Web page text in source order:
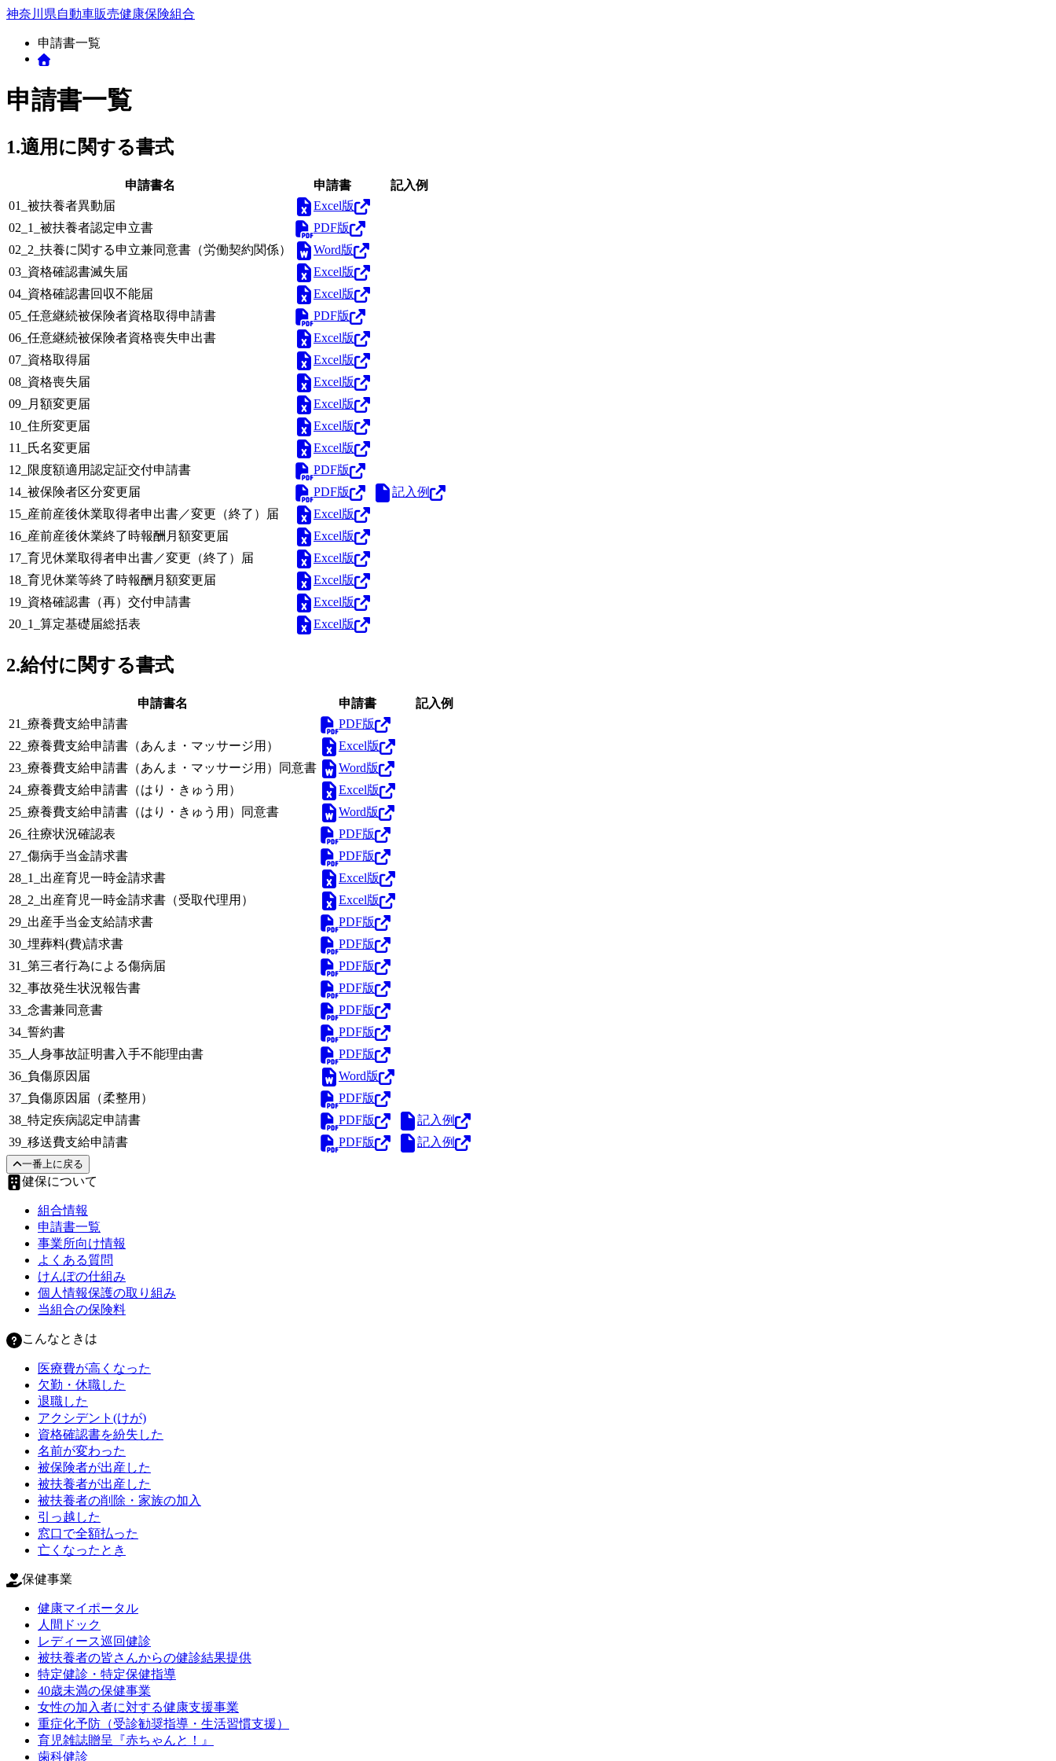
神奈川県自動車販売健康保険組合
申請書一覧
申請書一覧
1.適用に関する書式
申請書名 申請書
記入例
01_被扶養者異動届
Excel版
02_1_被扶養者認定申立書
PDF版
02_2_扶養に関する申立兼同意書（労働契約関係）
Word版
03_資格確認書滅失届
Excel版
04_資格確認書回収不能届
Excel版
05_任意継続被保険者資格取得申請書
PDF版
06_任意継続被保険者資格喪失申出書
Excel版
07_資格取得届
Excel版
08_資格喪失届
Excel版
09_月額変更届
Excel版
10_住所変更届
Excel版
11_氏名変更届
Excel版
12_限度額適用認定証交付申請書
PDF版
14_被保険者区分変更届
PDF版
記入例
15_産前産後休業取得者申出書／変更（終了）届
Excel版
16_産前産後休業終了時報酬月額変更届
Excel版
17_育児休業取得者申出書／変更（終了）届
Excel版
18_育児休業等終了時報酬月額変更届
Excel版
19_資格確認書（再）交付申請書
Excel版
20_1_算定基礎届総括表
Excel版
2.給付に関する書式
申請書名 申請書
記入例
21_療養費支給申請書
PDF版
22_療養費支給申請書（あんま・マッサージ用）
Excel版
23_療養費支給申請書（あんま・マッサージ用）同意書
Word版
24_療養費支給申請書（はり・きゅう用）
Excel版
25_療養費支給申請書（はり・きゅう用）同意書
Word版
26_往療状況確認表
PDF版
27_傷病手当金請求書
PDF版
28_1_出産育児一時金請求書
Excel版
28_2_出産育児一時金請求書（受取代理用）
Excel版
29_出産手当金支給請求書
PDF版
30_埋葬料(費)請求書
PDF版
31_第三者行為による傷病届
PDF版
32_事故発生状況報告書
PDF版
33_念書兼同意書
PDF版
34_誓約書
PDF版
35_人身事故証明書入手不能理由書
PDF版
36_負傷原因届
Word版
37_負傷原因届（柔整用）
PDF版
38_特定疾病認定申請書
PDF版
記入例
39_移送費支給申請書
PDF版 記入例
一番上に戻る
健保について
組合情報
申請書一覧
事業所向け情報
よくある質問
けんぽの仕組み
個人情報保護の取り組み
当組合の保険料
こんなときは
医療費が高くなった
欠勤・休職した
退職した
アクシデント(けが)
資格確認書を紛失した
名前が変わった
被保険者が出産した
被扶養者が出産した
被扶養者の削除・家族の加入
引っ越した
窓口で全額払った
亡くなったとき
保健事業
健康マイポータル
人間ドック
レディース巡回健診
被扶養者の皆さんからの健診結果提供
特定健診・特定保健指導
40歳未満の保健事業
女性の加入者に対する健康支援事業
重症化予防（受診勧奨指導・生活習慣支援）
育児雑誌贈呈『赤ちゃんと！』
歯科健診